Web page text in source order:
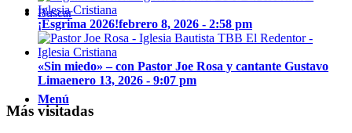
Buscar
Menú
¡Esgrima 2026!febrero 8, 2026 - 2:58 pm
«Sin miedo» – con Pastor Joe Rosa y cantante Gustavo
Limaenero 13, 2026 - 9:07 pm
Más visitadas